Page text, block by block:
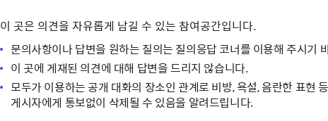
이 곳은 의견을 자유롭게 남길 수 있는 참여공간입니다.
문의사항이나 답변을 원하는 질의는 질의응답 코너를 이용해 주시기
이 곳에 게재된 의견에 대해 답변을 드리지 않습니다.
모두가 이용하는 공개 대화의 장소인 관계로 비방, 욕설, 음란한 표현
게시자에게 통보없이 삭제될 수 있음을 알려드립니다.